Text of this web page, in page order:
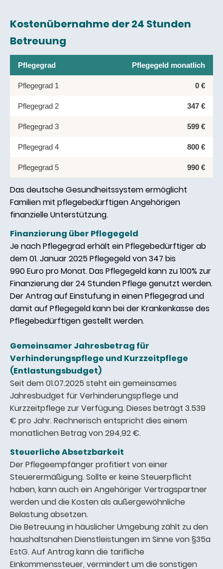
Kostenübernahme der 24 Stunden
Betreuung
Pflegegrad Pflegegeld monatlich
Pflegegrad 1 0 €
Pflegegrad 2 347 €
Pflegegrad 3 599 €
Pflegegrad 4 800 €
Pflegegrad 5 990 €
Das deutsche Gesundheitssystem ermöglicht
Familien mit pflegebedürftigen Angehörigen
finanzielle Unterstützung.
Finanzierung über Pflegegeld
Je nach Pflegegrad erhält ein Pflegebedürftiger ab
dem 01. Januar 2025 Pflegegeld von 347 bis
990 Euro pro Monat. Das Pflegegeld kann zu 100% zur
Finanzierung der 24 Stunden Pflege genutzt werden.
Der Antrag auf Einstufung in einen Pflegegrad und
damit auf Pflegegeld kann bei der Krankenkasse des
Pflegebedürftigen gestellt werden.
Gemeinsamer Jahresbetrag für
Verhinderungspflege und Kurzzeitpflege
(Entlastungsbudget)
Seit dem 01.07.2025 steht ein gemeinsames
Jahresbudget für Verhinderungspflege und
Kurzzeitpflege zur Verfügung. Dieses beträgt 3.539
€ pro Jahr. Rechnerisch entspricht dies einem
monatlichen Betrag von 294,92 €.
Steuerliche Absetzbarkeit
Der Pflegeempfänger profitiert von einer
Steuerermäßigung. Sollte er keine Steuerpflicht
haben, kann auch ein Angehöriger Vertragspartner
werden und die Kosten als außergewöhnliche
Belastung absetzen.
Die Betreuung in häuslicher Umgebung zählt zu den
haushaltsnahen Dienstleistungen im Sinne von §35a
EstG. Auf Antrag kann die tarifliche
Einkommenssteuer, vermindert um die sonstigen